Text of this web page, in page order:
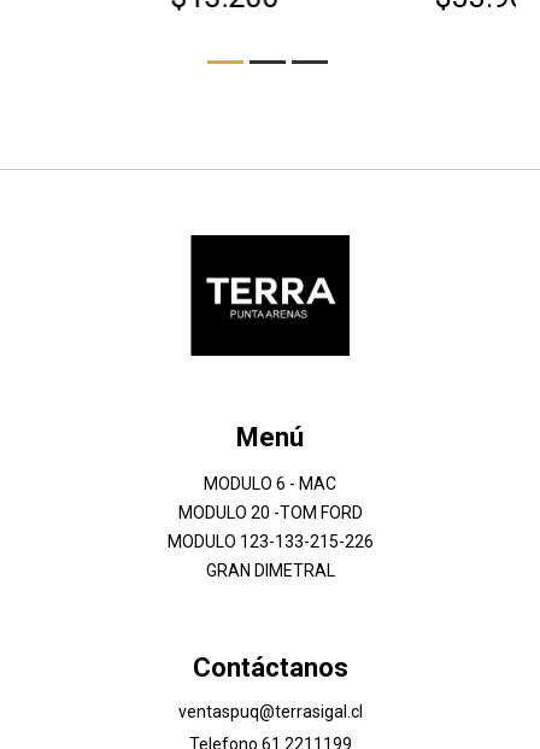
Menú
MODULO 6 - MAC
MODULO 20 -TOM FORD
MODULO 123-133-215-226
GRAN DIMETRAL
Contáctanos
ventaspuq@terrasigal.cl
Telefono 61 2211199